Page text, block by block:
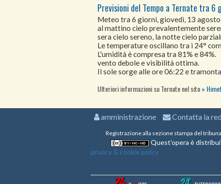
Previsioni del Tempo a Ternate tra 6
Meteo tra 6 giorni, giovedì, 13
al mattino cielo prevalentemente
sera cielo sereno, la notte cielo
Le temperature oscillano tra i 24°
L'umidità è compresa tra 81% e 84%.
vento debole e visibilità ottima.
Il sole sorge alle ore 06:22 e
Ulteriori informazioni su Ternate nel sito
amministrazione Contatta la
Registrazione alla sezione stampa del
Quest'opera è
privacy & cookie policy